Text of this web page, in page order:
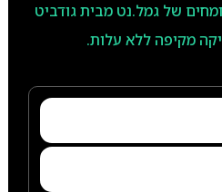
של גמל.נט מבית גודביט
מקיפה ללא עלות.